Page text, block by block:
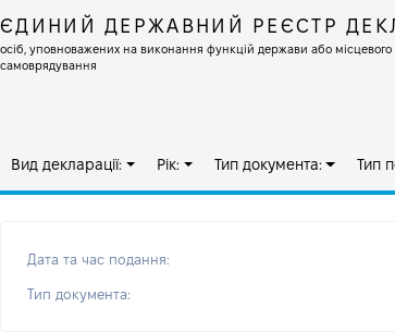
ЄДИНИЙ ДЕРЖАВНИЙ РЕЄСТР
осіб, уповноважених на виконання функцій держави або місцевого
самоврядування
Вид декларації: Рік: Тип документа: Тип
Дата та час подання:
Тип документа: